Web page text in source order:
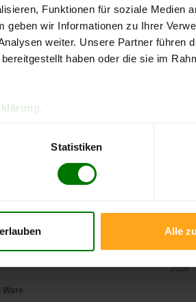
Funktionen für soziale Medien
wir Informationen zu Ihrer
weiter. Unsere Partner führen
haben oder die sie im
Statistiken
Alle
loser Warein DINplus-/ENplus-
Ware
2026